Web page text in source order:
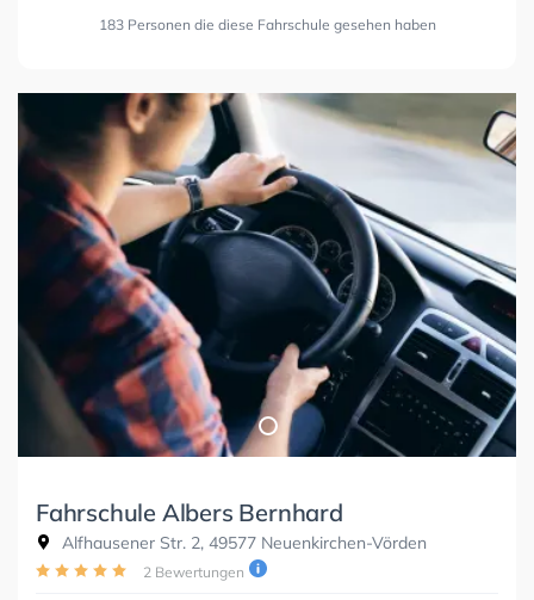
183 Personen die diese Fahrschule gesehen haben
Fahrschule Albers Bernhard
Alfhausener Str. 2, 49577 Neuenkirchen-Vörden
2 Bewertungen